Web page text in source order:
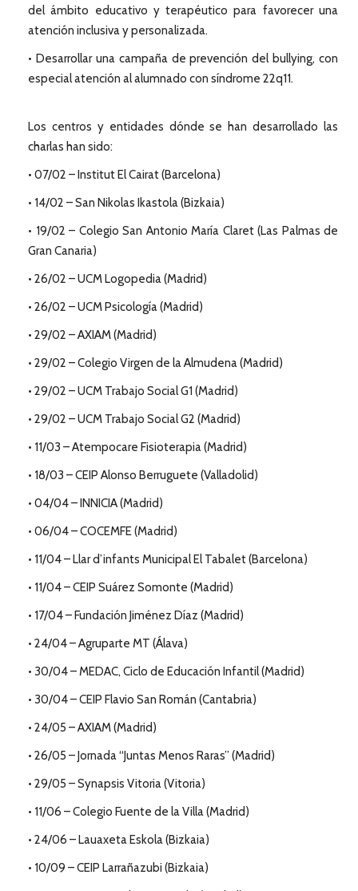
del ámbito educativo y terapéutico para favorecer una
atención inclusiva y personalizada.
• Desarrollar una campaña de prevención del bullying, con
especial atención al alumnado con síndrome 22q11.
Los centros y entidades dónde se han desarrollado las
charlas han sido:
• 07/02 – Institut El Cairat (Barcelona)
• 14/02 – San Nikolas Ikastola (Bizkaia)
• 19/02 – Colegio San Antonio María Claret (Las Palmas de
Gran Canaria)
• 26/02 – UCM Logopedia (Madrid)
• 26/02 – UCM Psicología (Madrid)
• 29/02 – AXIAM (Madrid)
• 29/02 – Colegio Virgen de la Almudena (Madrid)
• 29/02 – UCM Trabajo Social G1 (Madrid)
• 29/02 – UCM Trabajo Social G2 (Madrid)
• 11/03 – Atempocare Fisioterapia (Madrid)
• 18/03 – CEIP Alonso Berruguete (Valladolid)
• 04/04 – INNICIA (Madrid)
• 06/04 – COCEMFE (Madrid)
• 11/04 – Llar d’infants Municipal El Tabalet (Barcelona)
• 11/04 – CEIP Suárez Somonte (Madrid)
• 17/04 – Fundación Jiménez Díaz (Madrid)
• 24/04 – Agruparte MT (Álava)
• 30/04 – MEDAC, Ciclo de Educación Infantil (Madrid)
• 30/04 – CEIP Flavio San Román (Cantabria)
• 24/05 – AXIAM (Madrid)
• 26/05 – Jornada “Juntas Menos Raras” (Madrid)
• 29/05 – Synapsis Vitoria (Vitoria)
• 11/06 – Colegio Fuente de la Villa (Madrid)
• 24/06 – Lauaxeta Eskola (Bizkaia)
• 10/09 – CEIP Larrañazubi (Bizkaia)